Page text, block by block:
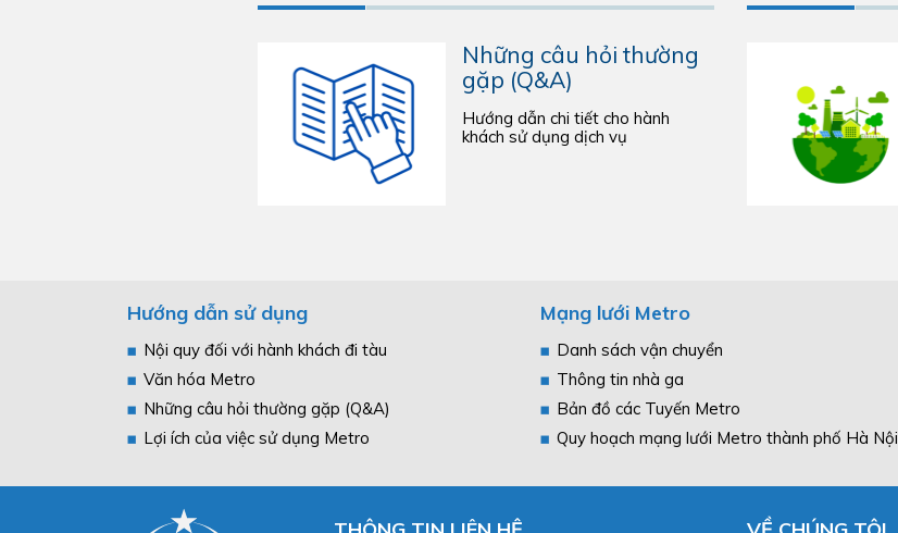
Những câu hỏi thường
gặp (Q&A)
Hướng dẫn chi tiết cho hành
khách sử dụng dịch vụ
Hướng dẫn sử dụng
Nội quy đối với hành khách đi tàu
Văn hóa Metro
Những câu hỏi thường gặp (Q&A)
Lợi ích của việc sử dụng Metro
Mạng lưới Metro
Danh sách vận chuyển
Thông tin nhà ga
Bản đồ các Tuyến Metro
Quy hoạch mạng lưới Metro thành phố Hà Nội